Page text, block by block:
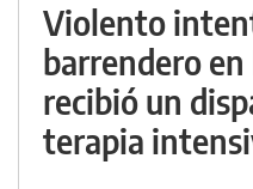
Violento
barrendero
recibió un
terapia